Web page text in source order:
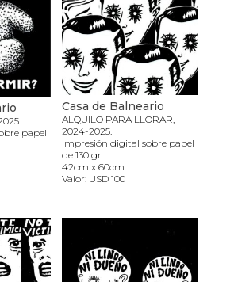
papel
Casa de Balneario
ALQUILO PARA LLORAR, –
2024-2025.
Impresión digital sobre papel
de 130 gr
42cm x 60cm.
Valor: USD 100